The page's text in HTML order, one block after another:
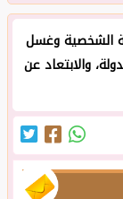
الشخصية وغسل
والابتعاد عن